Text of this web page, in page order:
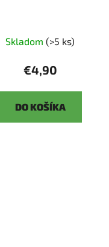
Skladom (>5 ks)
€4,90
DO KOŠÍKA